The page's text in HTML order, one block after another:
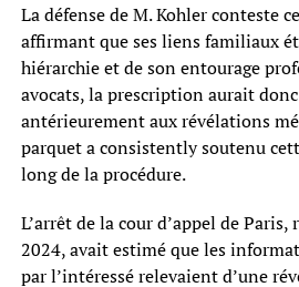
La défense de M. Kohler conteste
affirmant que ses liens familiaux
hiérarchie et de son entourage
avocats, la prescription aurait
antérieurement aux révélations
parquet a consistently soutenu
long de la procédure.
L’arrêt de la cour d’appel de
2024, avait estimé que les
par l’intéressé relevaient d’une